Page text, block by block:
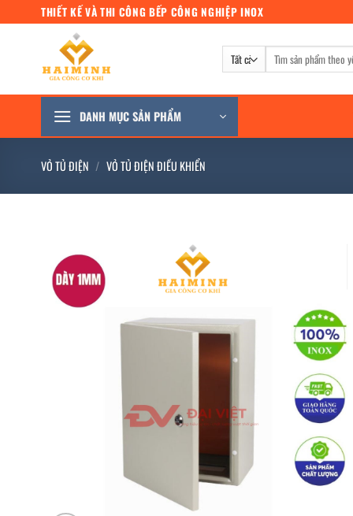
qua
THIẾT KẾ VÀ THI CÔNG BẾP CÔNG NGHIỆP INOX
Tìm
kiếm:
DANH MỤC SẢN PHẨM
VỎ TỦ ĐIỆN / VỎ TỦ ĐIỆN ĐIỀU KHIỂN